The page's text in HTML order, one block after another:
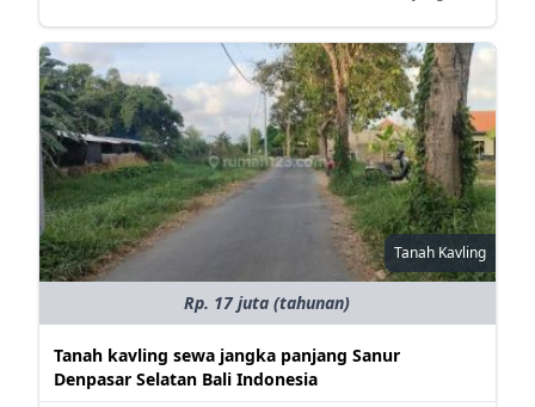
Tanah Kavling
Rp. 17 juta (tahunan)
Tanah kavling sewa jangka panjang Sanur
Denpasar Selatan Bali Indonesia